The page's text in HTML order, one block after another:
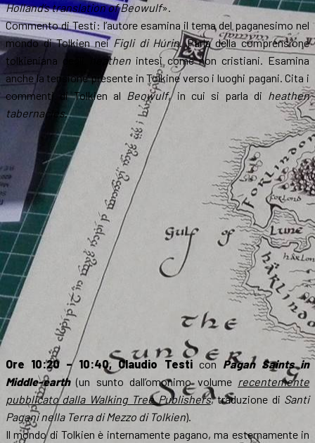
Holland’s translation of Beowulf».
Commento di Testi: l’autore esamina il tema del paganesimo nel
mondo di Tolkien neiFigli di Húrin. Parla della comprensione
tolkieniana degli
heathen intesi come non cristiani. Esamina
anche la tensione presente in Tolkine verso i luoghi pagani. Cita i
commenti di Tolkien al Beowulf, in cui si parla di heathen
tabernacles.
Ore 10:20 – 10:40, Claudio Testicon Pagan Saints in
Middle-earth(un sunto dall’omonimo volume recentemente
pubblicato dalla Walking Tree Publishers, traduzione di Santi
Pagani nella Terra di Mezzo di Tolkien).
Il mondo di Tolkien è internamente pagano, ma esternamente in